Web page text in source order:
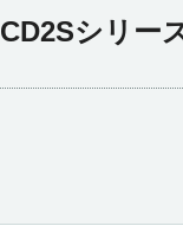
CD2Sシリー